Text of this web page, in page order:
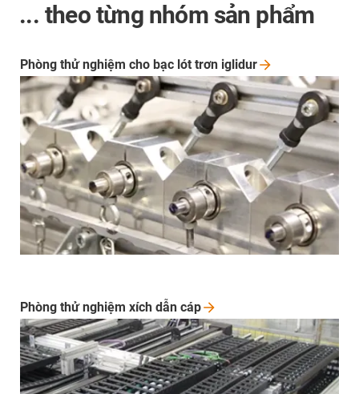
... theo từng nhóm sản phẩm
Phòng thử nghiệm cho bạc lót trơn iglidur
Phòng thử nghiệm xích dẫn cáp